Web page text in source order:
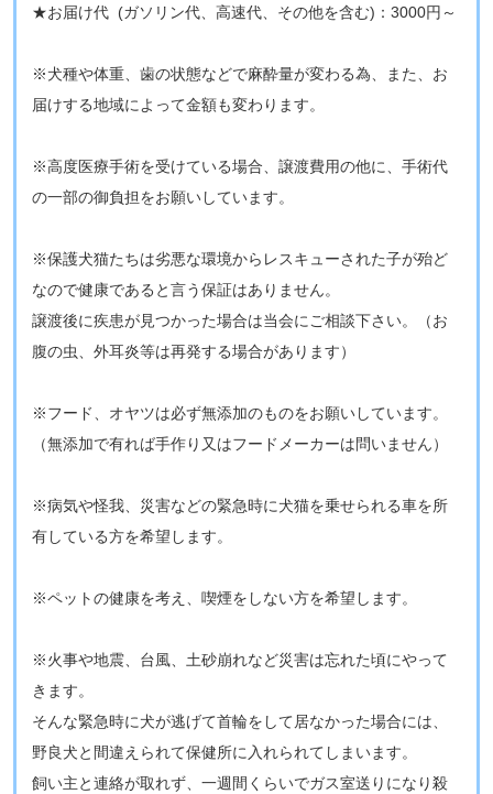
★お届け代 (ガソリン代、高速代、その他を含む)：3000円～
※犬種や体重、歯の状態などで麻酔量が変わる為、また、お
届けする地域によって金額も変わります。
※高度医療手術を受けている場合、譲渡費用の他に、手術代
の一部の御負担をお願いしています。
※保護犬猫たちは劣悪な環境からレスキューされた子が殆ど
なので健康であると言う保証はありません。
譲渡後に疾患が見つかった場合は当会にご相談下さい。​（お
腹の虫、外耳炎等は再発する場合があります）
​※フード、オヤツは必ず無添加のものをお願いしています。
（無添加で有れば手作り又はフードメーカーは問いません）
※病気や怪我、災害などの緊急時に犬猫を乗せられる車を所
有している方を希望します。
​​※ペットの健康を考え、喫煙をしない方を希望します。
※火事や地震、台風、土砂崩れなど災害は忘れた頃にやって
きます。
そんな緊急時に犬が逃げて首輪をして居なかった場合には、
野良犬と間違えられて保健所に入れられてしまいます。
飼い主と連絡が取れず、一週間くらいでガス室送りになり殺